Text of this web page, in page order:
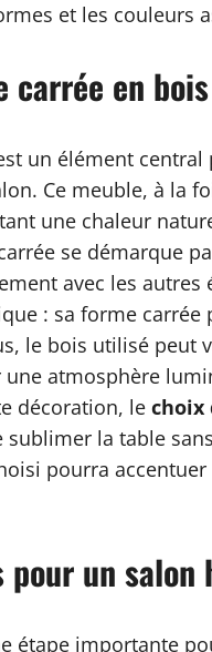
et les couleurs
en
un élément
Ce meuble, à la
une chaleur
se démarque
avec les
: sa forme
le bois utilisé peut
une atmosphère
décoration, le choix
la table
pourra
un salon
étape importante